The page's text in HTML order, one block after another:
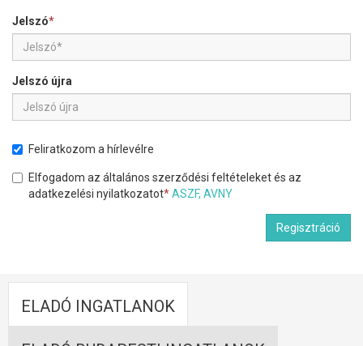
Jelszó*
Jelszó újra
Feliratkozom a hírlevélre
Elfogadom az általános szerződési feltételeket és az
adatkezelési nyilatkozatot*ASZF, AVNY
Regisztráció
ELADÓ INGATLANOK